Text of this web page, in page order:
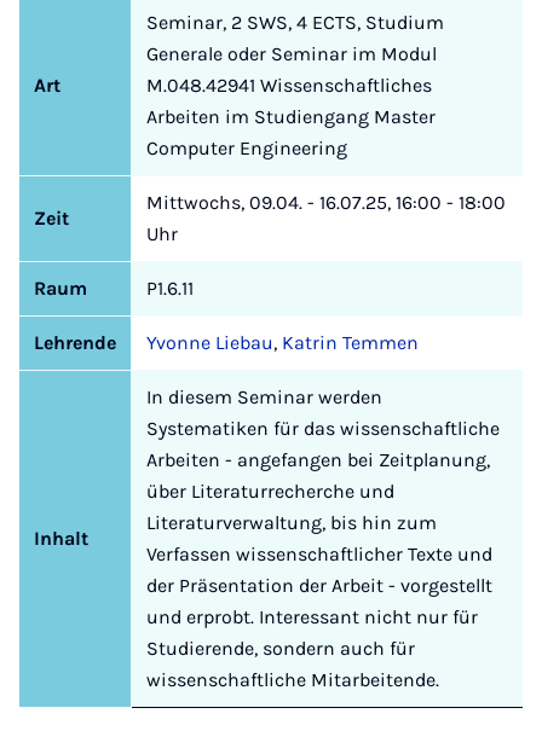
Art
Seminar, 2 SWS, 4 ECTS, Studium
Generale oder Seminar im Modul
M.048.42941 Wissenschaftliches
Arbeiten im Studiengang Master
Computer Engineering
Zeit
Mittwochs, 09.04. - 16.07.25, 16:00 - 18:00
Uhr
Raum P1.6.11
Lehrende Yvonne Liebau, Katrin Temmen
Inhalt
In diesem Seminar werden
Systematiken für das wissenschaftliche
Arbeiten - angefangen bei Zeitplanung,
über Literaturrecherche und
Literaturverwaltung, bis hin zum
Verfassen wissenschaftlicher Texte und
der Präsentation der Arbeit - vorgestellt
und erprobt. Interessant nicht nur für
Studierende, sondern auch für
wissenschaftliche Mitarbeitende.